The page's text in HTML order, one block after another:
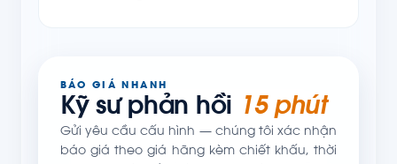
BÁO GIÁ NHANH
Kỹ sư phản hồi 15 phút
Gửi yêu cầu cấu hình — chúng tôi xác nhận
báo giá theo giá hãng kèm chiết khấu, thời